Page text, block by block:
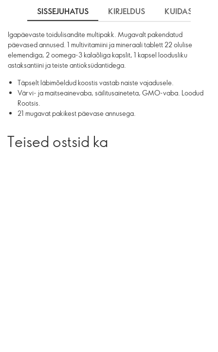
SISSEJUHATUS KIRJELDUS KUIDAS
Igapäevaste toidulisandite multipakk. Mugavalt pakendatud
päevased annused. 1 multivitamiini ja mineraali tablett 22 olulise
elemendiga, 2 oomega-3 kalaõliga kapslit, 1 kapsel loodusliku
astaksantiini ja teiste antioksüdantidega.
Täpselt läbimõeldud koostis vastab naiste vajadusele.
Värvi- ja maitseainevaba, säilitusaineteta, GMO-vaba. Loodud
Rootsis.
21 mugavat pakikest päevase annusega.
Teised ostsid ka